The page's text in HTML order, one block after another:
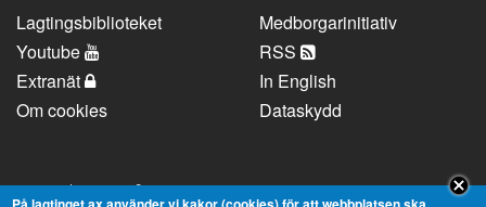
Lagtingsbiblioteket
Medborgarinitiativ
Youtube
RSS
Extranät
In English
Om cookies
Dataskydd
Kontaktuppgifter